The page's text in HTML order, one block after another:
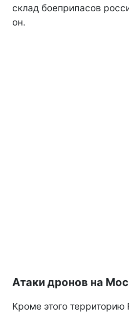
склад боеприпасов
он.
Атаки дронов на
Кроме этого территорию